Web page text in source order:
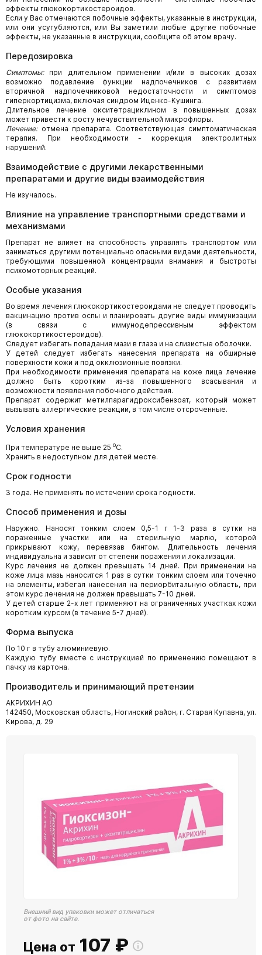
эффекты глюкокортикостероидов.
Если у Вас отмечаются побочные эффекты, указанные в инструкции,
или они усугубляются, или Вы заметили любые другие побочные
эффекты, не указанные в инструкции, сообщите об этом врачу.
Передозировка
Симптомы:при длительном применении и/или в высоких дозах
возможно подавление функции надпочечников с развитием
вторичной надпочечниковой недостаточности и симптомов
гиперкортицизма, включая синдром Иценко-Кушинга.
Длительное лечение окситетрациклином в повышенных дозах
может привести к росту нечувствительной микрофлоры.
Лечение:отмена препарата. Соответствующая симптоматическая
терапия. При необходимости - коррекция электролитных
нарушений.
Взаимодействие с другими лекарственными
препаратами и другие виды взаимодействия
Не изучалось.
Влияние на управление транспортными средствами и
механизмами
Препарат не влияет на способность управлять транспортом или
заниматься другими потенциально опасными видами деятельности,
требующими повышенной концентрации внимания и быстроты
психомоторных реакций.
Особые указания
Во время лечения глюкокортикостероидами не следует проводить
вакцинацию против оспы и планировать другие виды иммунизации
(в связи с иммунодепрессивным эффектом
глюкокортикостероидов).
Следует избегать попадания мази в глаза и на слизистые оболочки.
У детей следует избегать нанесения препарата на обширные
поверхности кожи и под окклюзионные повязки.
При необходимости применения препарата на коже лица лечение
должно быть коротким из-за повышенного всасывания и
возможности появления побочного действия.
Препарат содержит метилпарагидроксибензоат, который может
вызывать аллергические реакции, в том числе отсроченные.
Условия хранения
При температуре не выше 25 оС.
Хранить в недоступном для детей месте.
Срок годности
3 года. Не применять по истечении срока годности.
Способ применения и дозы
Наружно. Наносят тонким слоем 0,5-1 г 1-3 раза в сутки на
пораженные участки или на стерильную марлю, которой
прикрывают кожу, перевязав бинтом. Длительность лечения
индивидуальна и зависит от степени поражения и локализации.
Курс лечения не должен превышать 14 дней. При применении на
коже лица мазь наносится 1 раз в сутки тонким слоем или точечно
на элементы, избегая нанесения на периорбитальную область, при
этом курс лечения не должен превышать 7-10 дней.
У детей старше 2-х лет применяют на ограниченных участках кожи
коротким курсом (в течение 5-7 дней).
Форма выпуска
По 10 г в тубу алюминиевую.
Каждую тубу вместе с инструкцией по применению помещают в
пачку из картона.
Производитель и принимающий претензии
АКРИХИН АО
142450, Московская область, Ногинский район, г. Старая Купавна, ул.
Кирова, д. 29
Внешний вид упаковки может отличаться
от фото на сайте.
Цена от 107 ₽